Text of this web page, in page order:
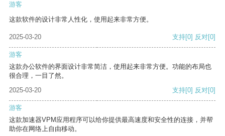
游客
这款软件的设计非常人性化，使用起来非常方便。
2025-03-20 支持[0] 反对[0]
游客
这款办公软件的界面设计非常简洁，使用起来非常方便。功能的布局也
很合理，一目了然。
2025-03-20
支持[0] 反对[0]
游客
这款加速器VPM应用程序可以给你提供最高速度和安全性的连接，并帮
助你在网络上自由移动。